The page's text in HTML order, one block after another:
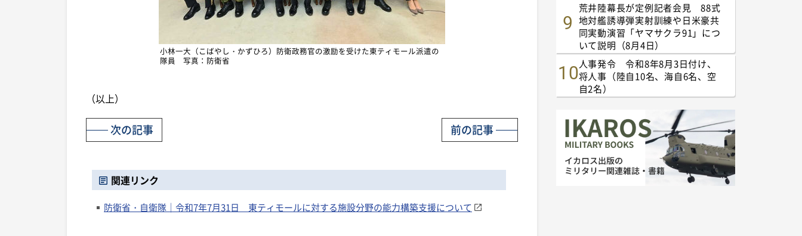
小林一大（こばやし・かずひろ）防衛政務官の激励を受けた東ティモール派遣の
隊員 写真：防衛省
（以上）
前の記事
次の記事
関連リンク
防衛省・自衛隊｜令和7年7月31日 東ティモールに対する施設分野の能力構築支援について
荒井陸幕長が定例記者会見 88式
地対艦誘導弾実射訓練や日米豪共
同実動演習「ヤマサクラ91」につ
いて説明（8月4日）
人事発令 令和8年8月3日付け、
将人事（陸自10名、海自6名、空
自2名）